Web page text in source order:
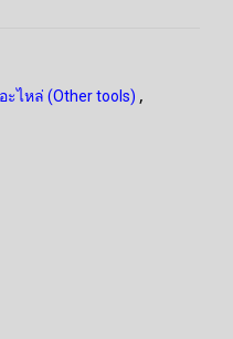
ะไหล่ (Other tools) ,